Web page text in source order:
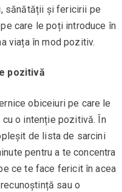
sănătății și fericirii pe
care le poți introduce în
viața în mod pozitiv.
pozitivă
obiceiuri pe care le
o intenție pozitivă. În
de lista de sarcini
pentru a te concentra
ce te face fericit în acea
sau o